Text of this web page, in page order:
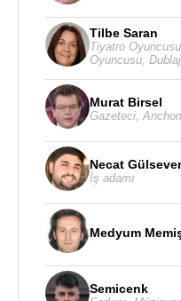
Tilbe Saran
Tiyatro Oyuncusu
Oyuncusu,
Murat Birsel
Gazeteci
Necat
İş adamı
Medyum
Semicenk